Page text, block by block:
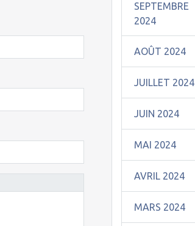
SEPTEMBRE
2024
AOÛT 2024
JUILLET 2024
JUIN 2024
MAI 2024
AVRIL 2024
MARS 2024